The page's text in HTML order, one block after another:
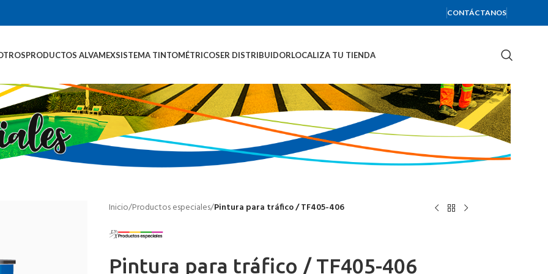
CONTÁCTANOS
PRODUCTOS ALVAMEXSISTEMA TINTOMÉTRICOSER DISTRIBUIDORLOCALIZA TU TIENDA
Inicio/Productos especiales/Pintura para tráfico / TF405-406
Pintura para tráfico / TF405-406